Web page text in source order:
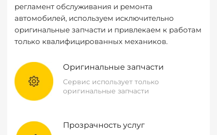
регламент обслуживания и ремонта
автомобилей, используем исключительно
оригинальные запчасти и привлекаем к работам
только квалифицированных механиков.
Оригинальные запчасти
Сервис использует только
оригинальные запчасти
Прозрачность услуг